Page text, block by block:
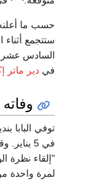
حسب ما
ستتجمع أثناء
السادس عشر
في دير ماتر
وفاته
توفي البابا بنديكت
"إلقاء نظرة
لمرة واحدة